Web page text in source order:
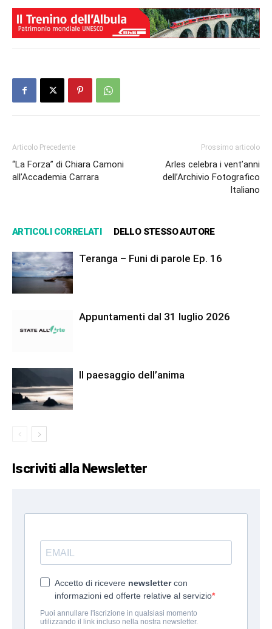
Articolo Precedente
“La Forza” di Chiara Camoni
all’Accademia Carrara
Prossimo articolo
Arles celebra i vent’anni
dell’Archivio Fotografico
Italiano
ARTICOLI CORRELATI DELLO STESSO AUTORE
Teranga – Funi di parole Ep. 16
Appuntamenti dal 31 luglio 2026
Il paesaggio dell’anima
Iscriviti alla Newsletter